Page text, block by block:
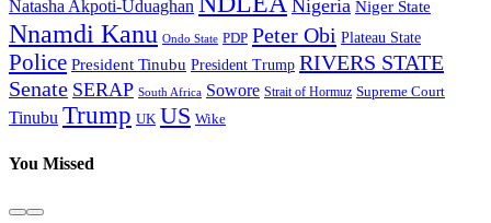
Natasha Akpoti-Uduaghan Nigeria Niger State
Nnamdi Kanu Ondo State PDP Peter Obi Plateau State
Police President Tinubu President Trump RIVERS STATE
Senate SERAP South Africa Sowore Strait of Hormuz Supreme Court
Tinubu Trump UK US Wike
You Missed